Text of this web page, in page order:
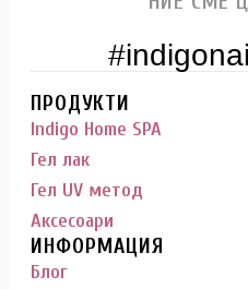
ПРОДУКТИ
Indigo Home SPA
Гел лак
Гел UV метод
Аксесоари
ИНФОРМАЦИЯ
Блог